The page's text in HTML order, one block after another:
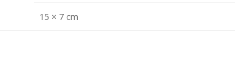
15 × 7 cm